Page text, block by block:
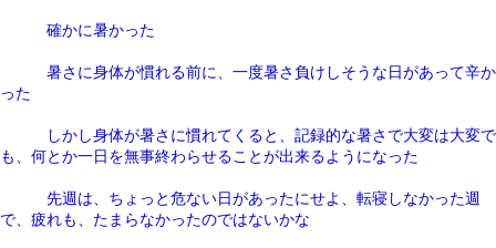
確かに暑かった
暑さに身体が慣れる前に、一度暑さ負けしそうな日があって辛か
った
しかし身体が暑さに慣れてくると、記録的な暑さで大変は大変で
も、何とか一日を無事終わらせることが出来るようになった
先週は、ちょっと危ない日があったにせよ、転寝しなかった週
で、疲れも、たまらなかったのではないかな